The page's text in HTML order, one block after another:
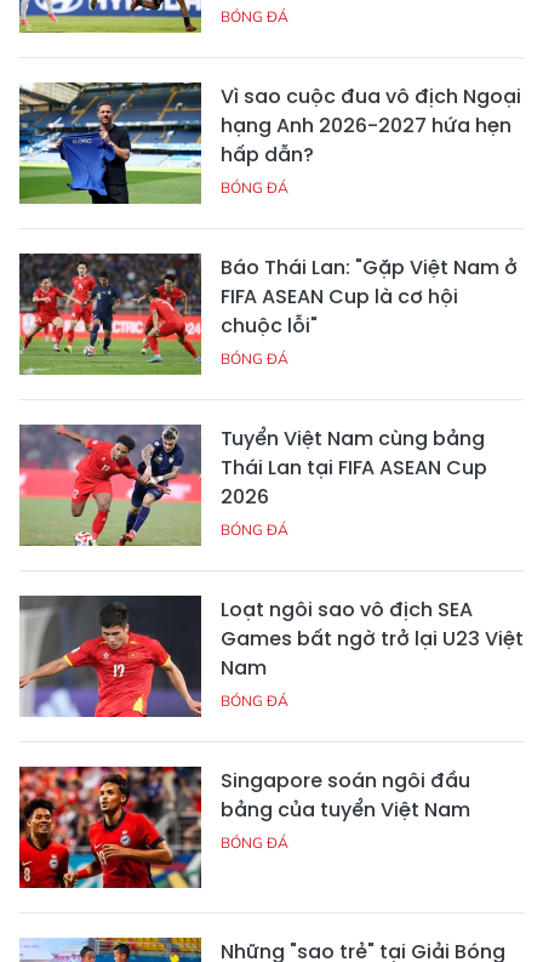
BÓNG ĐÁ
Vì sao cuộc đua vô địch Ngoại
hạng Anh 2026-2027 hứa hẹn
hấp dẫn?
BÓNG ĐÁ
Báo Thái Lan: "Gặp Việt Nam ở
FIFA ASEAN Cup là cơ hội
chuộc lỗi"
BÓNG ĐÁ
Tuyển Việt Nam cùng bảng
Thái Lan tại FIFA ASEAN Cup
2026
BÓNG ĐÁ
Loạt ngôi sao vô địch SEA
Games bất ngờ trở lại U23 Việt
Nam
BÓNG ĐÁ
Singapore soán ngôi đầu
bảng của tuyển Việt Nam
BÓNG ĐÁ
Những "sao trẻ" tại Giải Bóng